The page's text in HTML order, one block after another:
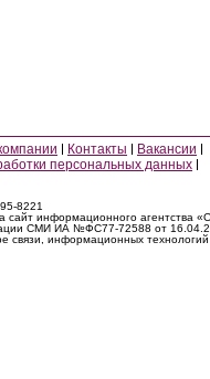
Контакты
Вакансии
персональных данных
8221
сайт информационного агентства
СМИ ИА №ФС77-72588 от
связи, информационных